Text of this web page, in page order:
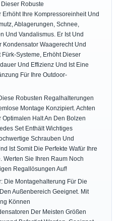
Robuste
Erhöht Ihre Kompressoreinheit Und
Ablagerungen, Schnee,
Und Vandalismus. Er Ist Und
Kondensator Waagerecht Und
Systeme, Erhöht Dieser
Und Effizienz Und Ist Eine
Für Ihre Outdoor-
Robusten Regalhalterungen
Montage Konzipiert. Achten
Optimalen Halt An Den Bolzen
Set Enthält Wichtiges
Schrauben Und
Ist Somit Die Perfekte Wafür Ihre
Werten Sie Ihren Raum Noch
Regallösungen Auf!
Die Montagehalterung Für Die
Außenbereich Geeignet. Mit
Können
Der Meisten Größen